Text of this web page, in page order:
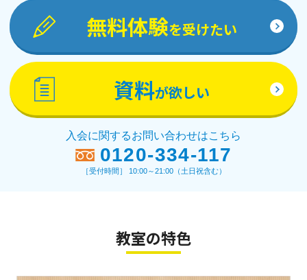
無料体験を受けたい
資料が欲しい
入会に関するお問い合わせはこちら
0120-334-117
［受付時間］ 10:00～21:00（土日祝含む）
教室の特色